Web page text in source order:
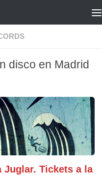
disco en Madrid
Juglar. Tickets a la